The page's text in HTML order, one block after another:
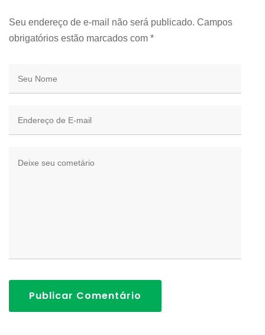
Seu endereço de e-mail não será publicado. Campos
obrigatórios estão marcados com *
Publicar Comentário